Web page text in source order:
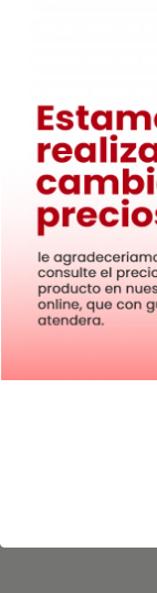
Software de
RecExpert de
Descargar
Edición de
Grabar
Grabación de
Reseña de
Chile –